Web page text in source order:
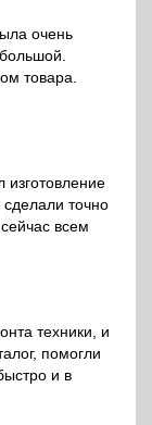
очень
товара.
точно
всем
техники, и
помогли
и в